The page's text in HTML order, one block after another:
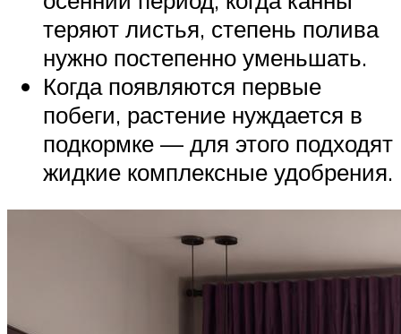
теряют листья, степень полива
нужно постепенно уменьшать.
Когда появляются первые
побеги, растение нуждается в
подкормке — для этого подходят
жидкие комплексные удобрения.